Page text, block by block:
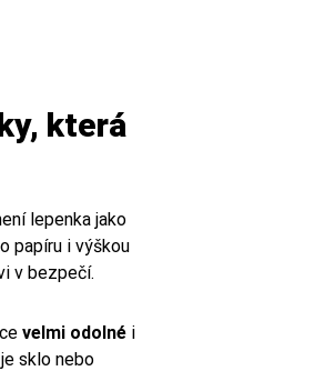
která
lepenka jako
papíru i výškou
v bezpečí.
velmi odolné i
sklo nebo